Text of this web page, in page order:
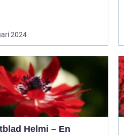
2024
Helmi – En